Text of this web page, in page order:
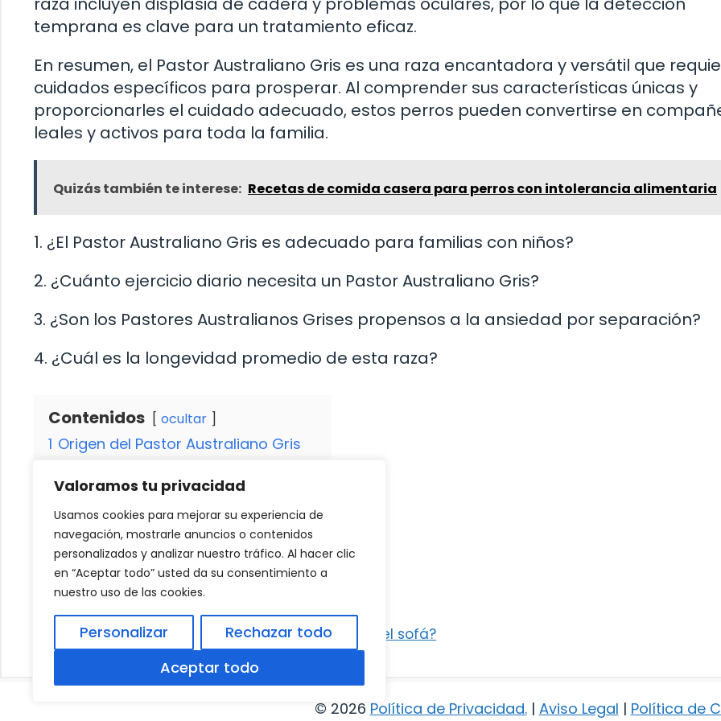
Valoramos tu privacidad
Usamos cookies para mejorar su experiencia de
navegación, mostrarle anuncios o contenidos
personalizados y analizar nuestro tráfico. Al hacer clic
en “Aceptar todo” usted da su consentimiento a
nuestro uso de las cookies.
Personalizar
Rechazar todo
Aceptar todo
temprana es clave para un tratamiento eficaz.
En resumen, el Pastor Australiano Gris es una raza encantadora y versátil que
cuidados específicos para prosperar. Al comprender sus características únicas y
proporcionarles el cuidado adecuado, estos perros pueden convertirse en
leales y activos para toda la familia.
Quizás también te interese: Recetas de comida casera para perros con intolerancia alimentaria
1. ¿El Pastor Australiano Gris es adecuado para familias con niños?
2. ¿Cuánto ejercicio diario necesita un Pastor Australiano Gris?
3. ¿Son los Pastores Australianos Grises propensos a la ansiedad por separación?
4. ¿Cuál es la longevidad promedio de esta raza?
Contenidos ocultar
1 Origen del Pastor Australiano Gris
Características Físicas
1.1.1 Temperamento y Personalidad
2 Cuidados y Mantenimiento
2.1 Entrenamiento y Socialización
2.1.1 Salud y Problemas Comunes
Mi perro está perdiendo pelo en mechones
¿Cómo eliminar el mal olor de orina de perro del sofá?
© 2026 Política de Privacidad.| Aviso Legal | Política de